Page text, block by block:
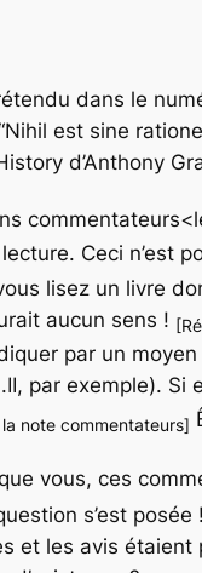
dans le
est sine
d’Anthony
commentateurs
Ceci n’est
lisez un livre
aucun sens !
par un
par exemple). Si
note commentateurs]
vous, ces
s’est
et les avis étaient